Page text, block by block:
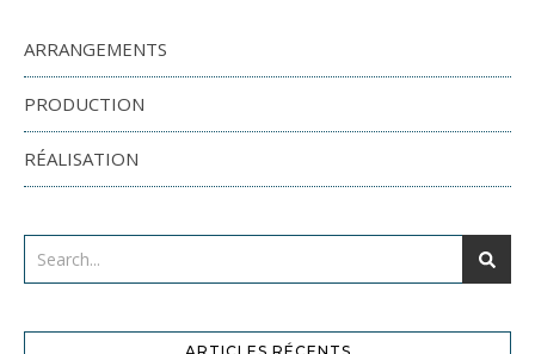
ARRANGEMENTS
PRODUCTION
RÉALISATION